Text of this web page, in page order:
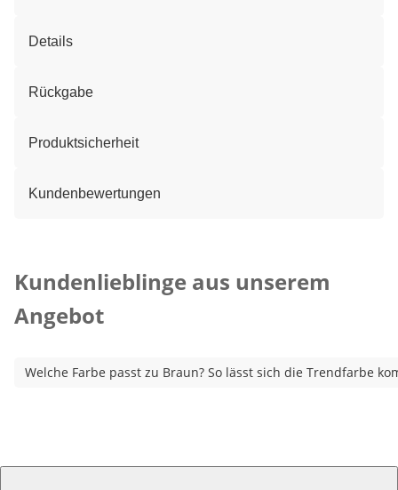
Details
Rückgabe
Produktsicherheit
Kundenbewertungen
Kundenlieblinge aus unserem
Angebot
Welche Farbe passt zu Braun? So lässt sich die Trendfarbe